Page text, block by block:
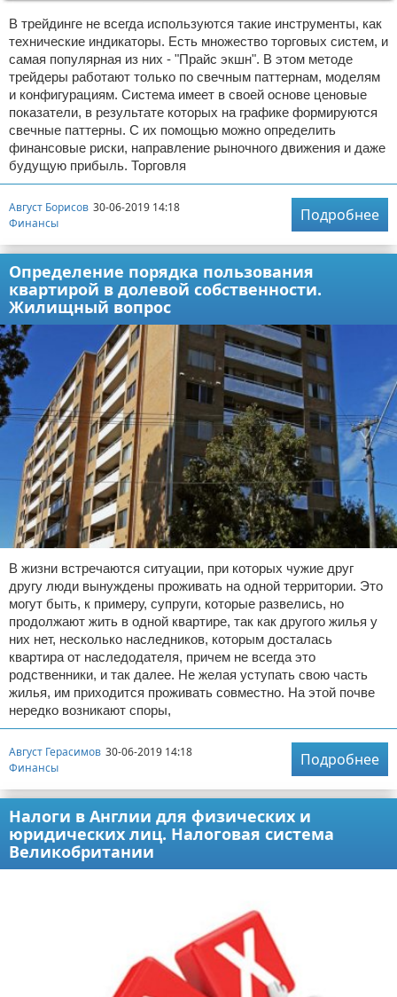
В трейдинге не всегда используются такие инструменты, как
технические индикаторы. Есть множество торговых систем, и
самая популярная из них - "Прайс экшн". В этом методе
трейдеры работают только по свечным паттернам, моделям
и конфигурациям. Система имеет в своей основе ценовые
показатели, в результате которых на графике формируются
свечные паттерны. С их помощью можно определить
финансовые риски, направление рыночного движения и даже
будущую прибыль. Торговля
Август Борисов 30-06-2019 14:18
Финансы
Подробнее
Определение порядка пользования
квартирой в долевой собственности.
Жилищный вопрос
В жизни встречаются ситуации, при которых чужие друг
другу люди вынуждены проживать на одной территории. Это
могут быть, к примеру, супруги, которые развелись, но
продолжают жить в одной квартире, так как другого жилья у
них нет, несколько наследников, которым досталась
квартира от наследодателя, причем не всегда это
родственники, и так далее. Не желая уступать свою часть
жилья, им приходится проживать совместно. На этой почве
нередко возникают споры,
Август Герасимов 30-06-2019 14:18
Финансы
Подробнее
Налоги в Англии для физических и
юридических лиц. Налоговая система
Великобритании